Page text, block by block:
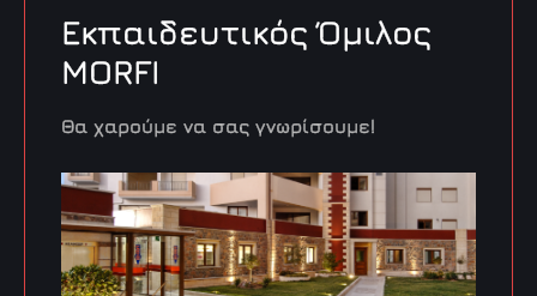
Εκπαιδευτικός Όμιλος
MORFI
Θα χαρούμε να σας γνωρίσουμε!